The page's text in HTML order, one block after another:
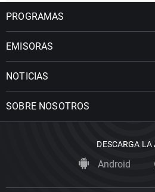
PROGRAMAS
EMISORAS
NOTICIAS
SOBRE NOSOTROS
DESCARGA LA
Android